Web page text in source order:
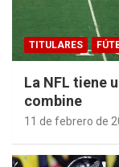
TITULARES
La NFL tiene
combine
11 de febrero de